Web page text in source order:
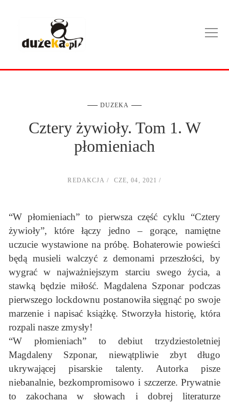
DUZEKA
Cztery żywioły. Tom 1. W
płomieniach
REDAKCJA CZE, 04, 2021
“W płomieniach” to pierwsza część cyklu “Cztery
żywioły”, które łączy jedno – gorące, namiętne
uczucie wystawione na próbę. Bohaterowie powieści
będą musieli walczyć z demonami przeszłości, by
wygrać w najważniejszym starciu swego życia, a
stawką będzie miłość. Magdalena Szponar podczas
pierwszego lockdownu postanowiła sięgnąć po swoje
marzenie i napisać książkę. Stworzyła historię, która
rozpali nasze zmysły!
“W płomieniach” to debiut trzydziestoletniej
Magdaleny Szponar, niewątpliwie zbyt długo
ukrywającej pisarskie talenty. Autorka pisze
niebanalnie, bezkompromisowo i szczerze. Prywatnie
to zakochana w słowach i dobrej literaturze